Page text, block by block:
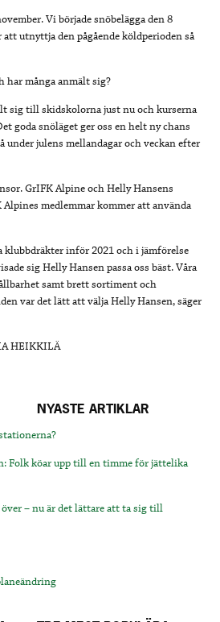
Vi började snöbelägga den 8
utnyttja den pågående köldperioden så
har många anmält sig?
sig till skidskolorna just nu och kurserna
goda snöläget ger oss en helt ny chans
under julens mellandagar och veckan efter
GrIFK Alpine och Helly Hansens
medlemmar kommer att använda
klubbdräkter inför 2021 och i jämförelse
sig Helly Hansen passa oss bäst. Våra
samt brett sortiment och
var det lätt att välja Helly Hansen, säger
HEIKKILÄ
NYASTE ARTIKLAR
Folk köar upp till en timme för jättelika
– nu är det lättare att ta sig till